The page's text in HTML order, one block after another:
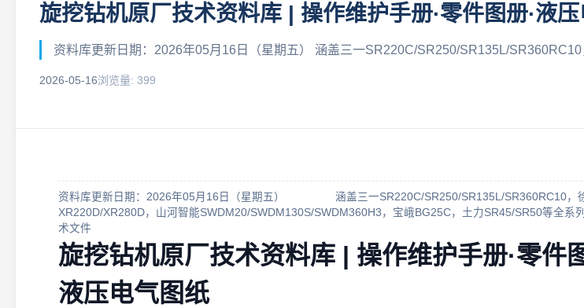
旋挖钻机原厂技术资料库 | 操作维护手册·零件图册·液
资料库更新日期：2026年05月16日（星期五） 涵盖三一SR220C/SR250/SR135L/
2026-05-16浏览量: 399
资料库更新日期：2026年05月16日（星期五）
涵盖三一SR220C/SR250/SR135L/SR360RC10，
XR220D/XR280D，山河智能SWDM20/SWDM130S/SWDM360H3，宝峨BG25C，土力SR45/SR50等全系
术文件
旋挖钻机原厂技术资料库 | 操作维护手册·零件
液压电气图纸